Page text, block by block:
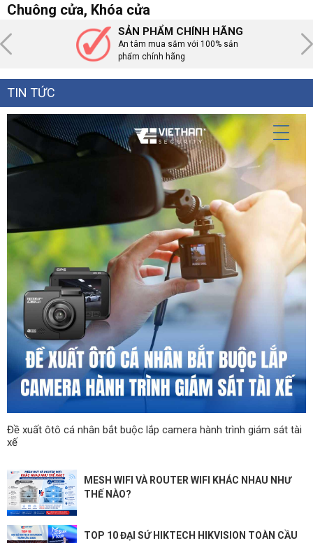
Chuông cửa, Khóa cửa
SẢN PHẨM CHÍNH HÃNG
An tâm mua sắm với 100% sản
phẩm chính hãng
TIN TỨC
Đề xuất ôtô cá nhân bắt buộc lắp camera hành trình giám sát tài
xế
MESH WIFI VÀ ROUTER WIFI KHÁC NHAU NHƯ
THẾ NÀO?
TOP 10 ĐẠI SỨ HIKTECH HIKVISION TOÀN CẦU